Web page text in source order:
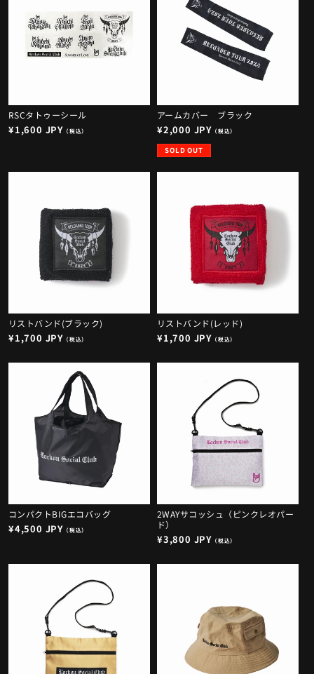
RSCタトゥーシール
通
格
¥1,600 JPY （税込）
アームカバー ブラック
通
常
価
格
¥2,000 JPY （税込）
SOLD OUT
リストバンド(ブラック)
通
価
¥1,700 JPY （税込）
リストバンド(レッド)
通
価
¥1,700 JPY （税込）
コンパクトBIGエコバッグ
通
¥4,500 JPY （税込）
2WAYサコッシュ（ピンクレオパー
ド）
通
価
¥3,800 JPY （税込）